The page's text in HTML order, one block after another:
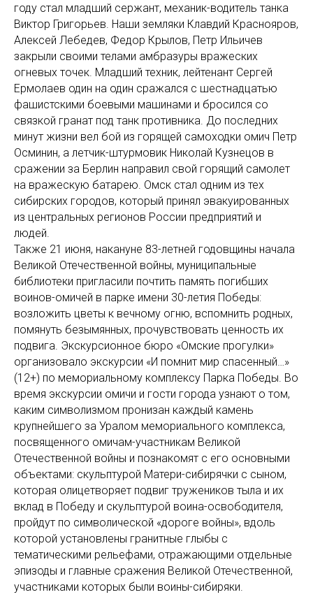
году стал младший сержант, механик-водитель танка
Виктор Григорьев. Наши земляки Клавдий Краснояров,
Алексей Лебедев, Федор Крылов, Петр Ильичев
закрыли своими телами амбразуры вражеских
огневых точек. Младший техник, лейтенант Сергей
Ермолаев один на один сражался с шестнадцатью
фашистскими боевыми машинами и бросился со
связкой гранат под танк противника. До последних
минут жизни вел бой из горящей самоходки омич Петр
Осминин, а летчик-штурмовик Николай Кузнецов в
сражении за Берлин направил свой горящий самолет
на вражескую батарею. Омск стал одним из тех
сибирских городов, который принял эвакуированных
из центральных регионов России предприятий и
людей.
Также 21 июня, накануне 83-летней годовщины начала
Великой Отечественной войны, муниципальные
библиотеки пригласили почтить память погибших
воинов-омичей в парке имени 30-летия Победы:
возложить цветы к вечному огню, вспомнить родных,
помянуть безымянных, прочувствовать ценность их
подвига. Экскурсионное бюро «Омские прогулки»
организовало экскурсии «И помнит мир спасенный…»
(12+) по мемориальному комплексу Парка Победы. Во
время экскурсии омичи и гости города узнают о том,
каким символизмом пронизан каждый камень
крупнейшего за Уралом мемориального комплекса,
посвященного омичам-участникам Великой
Отечественной войны и познакомят с его основными
объектами: скульптурой Матери-сибирячки с сыном,
которая олицетворяет подвиг тружеников тыла и их
вклад в Победу и скульптурой воина-освободителя,
пройдут по символической «дороге войны», вдоль
которой установлены гранитные глыбы с
тематическими рельефами, отражающими отдельные
эпизоды и главные сражения Великой Отечественной,
участниками которых были воины-сибиряки.